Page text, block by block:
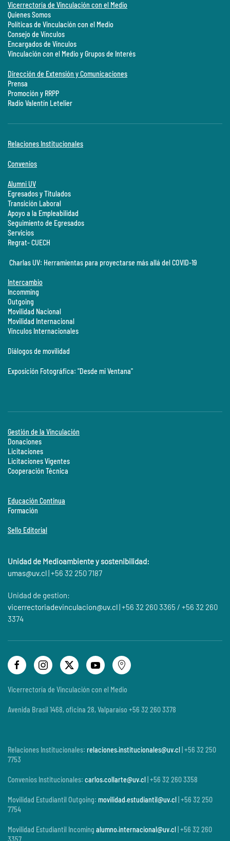
Vicerrectoría de Vinculación con el Medio
Quienes Somos
Políticas de Vinculación con el Medio
Consejo de Vínculos
Encargados de Vínculos
Vinculación con el Medio y Grupos de Interés
Dirección de Extensión y Comunicaciones
Prensa
Promoción y RRPP
Radio Valentín Letelier
Relaciones Institucionales
Convenios
Alumni UV
Egresados y Titulados
Transición Laboral
Apoyo a la Empleabilidad
Seguimiento de Egresados
Servicios
Regrat- CUECH
Charlas UV: Herramientas para proyectarse más allá del COVID-19
Intercambio
Incomming
Outgoing
Movilidad Nacional
Movilidad Internacional
Vínculos Internacionales
Diálogos de movilidad
Exposición Fotográfica: "Desde mi Ventana"
Gestión de la Vinculación
Donaciones
Licitaciones
Licitaciones Vigentes
Cooperación Técnica
Educación Continua
Formación
Sello Editorial
Unidad de Medioambiente y sostenibilidad:
umas@uv.cl| +56 32 250 7187
Unidad de gestion:
vicerrectoriadevinculacion@uv.cl| +56 32 260 3365 / +56 32 260
3374
Vicerrectoría de Vinculación con el Medio
Avenida Brasil 1468, oficina 28, Valparaíso +56 32 260 3378
Relaciones Institucionales: relaciones.institucionales@uv.cl | +56 32 250
7753
Convenios Institucionales: carlos.collarte@uv.cl | +56 32 260 3358
Movilidad Estudiantil Outgoing: movilidad.estudiantil@uv.cl | +56 32 250
7754
Movilidad Estudiantil Incoming alumno.internacional@uv.cl | +56 32 260